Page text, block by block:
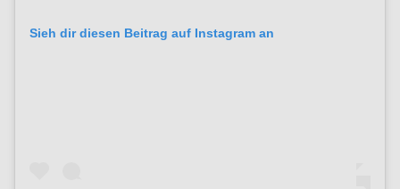
Sieh dir diesen Beitrag auf Instagram an